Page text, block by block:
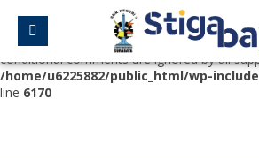
Deprecated
: Function WP_Dependencies-
with an argument that is
deprecated
since
conditional comments are ignored by all
/home/u6225882/public_html/wp-
line 6170